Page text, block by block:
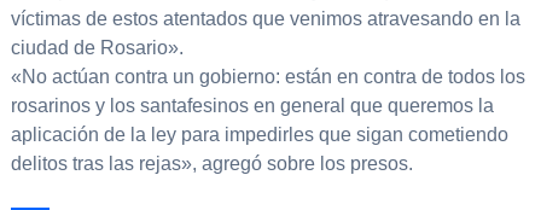
víctimas de estos atentados que venimos atravesando en la
ciudad de Rosario».
«No actúan contra un gobierno: están en contra de todos los
rosarinos y los santafesinos en general que queremos la
aplicación de la ley para impedirles que sigan cometiendo
delitos tras las rejas», agregó sobre los presos.